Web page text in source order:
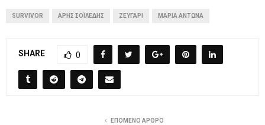
SURVIVOR ΆΡΗΣ ΣΟΪΛΈΔΗΣ ΖΕΥΓΆΡΙ ΜΑΡΊΑ ΑΝΤΩΝΆ
SHARE 0
ΕΠΌΜΕΝΟ ΆΡΘΡΟ